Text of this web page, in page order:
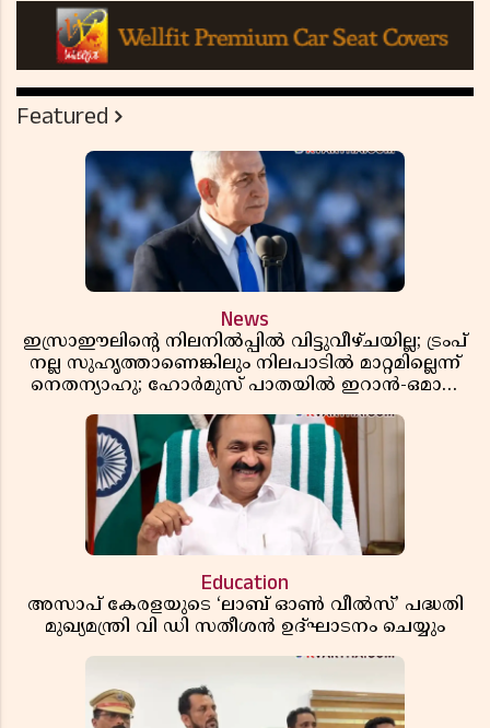
Featured
News
ഇസ്രാഈലിന്റെ നിലനിൽപ്പിൽ വിട്ടുവീഴ്ചയില്ല; ട്രംപ്
നല്ല സുഹൃത്താണെങ്കിലും നിലപാടിൽ മാറ്റമില്ലെന്ന്
നെതന്യാഹു; ഹോർമുസ് പാതയിൽ ഇറാൻ-ഒമാൻ
Education
അസാപ് കേരളയുടെ ‘ലാബ് ഓൺ വീൽസ്’ പദ്ധതി
മുഖ്യമന്ത്രി വി ഡി സതീശൻ ഉദ്ഘാടനം ചെയ്യും